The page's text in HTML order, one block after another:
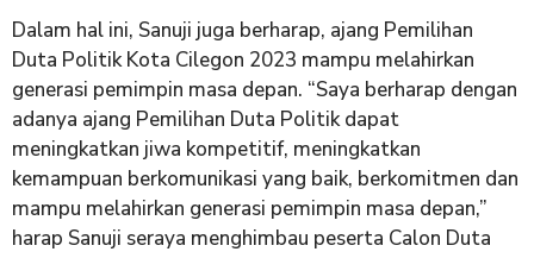
Dalam hal ini, Sanuji juga berharap, ajang Pemilihan
Duta Politik Kota Cilegon 2023 mampu melahirkan
generasi pemimpin masa depan. “Saya berharap dengan
adanya ajang Pemilihan Duta Politik dapat
meningkatkan jiwa kompetitif, meningkatkan
kemampuan berkomunikasi yang baik, berkomitmen dan
mampu melahirkan generasi pemimpin masa depan,”
harap Sanuji seraya menghimbau peserta Calon Duta